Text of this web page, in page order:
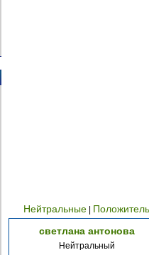
Нейтральные
светлана антонова
Нейтральный